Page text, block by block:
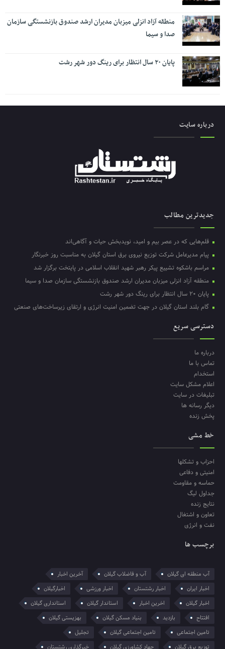
منطقه آزاد انزلی میزبان مدیران ارشد صندوق بازنشستگی سازمان
صدا و سیما
پایان ۲۰ سال انتظار برای رینگ دور شهر رشت
درباره سایت
جدیدترین مطالب
قلم‌هایی که در عصر بیم و امید، نویدبخش حیات و آگاهی‌اند
پیام مدیرعامل شرکت توزیع نیروی برق استان گیلان به مناسبت روز خبرنگار ‌
مراسم باشکوه تشییع پیکر رهبر شهید انقلاب اسلامی در پایتخت برگزار شد
منطقه آزاد انزلی میزبان مدیران ارشد صندوق بازنشستگی سازمان صدا و سیما
پایان ۲۰ سال انتظار برای رینگ دور شهر رشت
گام بلند استان گیلان در جهت تضمین امنیت انرژی و ارتقای زیرساخت‌های صنعتی
دسترسی سریع
درباره ما
تماس با ما
استخدام
اعلام مشکل سایت
تبلیغات در سایت
دیگر رسانه ها
پخش زنده
خط مشی
احزاب و تشکلها
امنیتی و دفاعی
حماسه و مقاومت
جداول لیگ
نتایج زنده
تعاون و اشتغال
نفت و انرژی
برچسب ها
آب منطقه ای گیلان آب و فاضلاب گیلان
آخرین اخبار
اخبار ایران
اخبار رشتستان اخبار ورزشی
اخبارگیلان
اخبار گیلان
اخرین اخبار استاندار گیلان
استانداری گیلان
افتتاح
بازدید بنیاد مسکن گیلان
بهزیستی گیلان
تامین اجتماعی
تامین اجتماعی گیلان
تجلیل
توزیع برق گیلان
جهاد کشاورزی گیلان خبرگذاری رشتستان